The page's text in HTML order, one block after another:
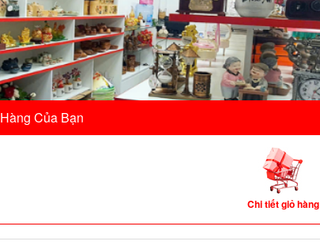
Của Bạn
Chi tiết giỏ hàng